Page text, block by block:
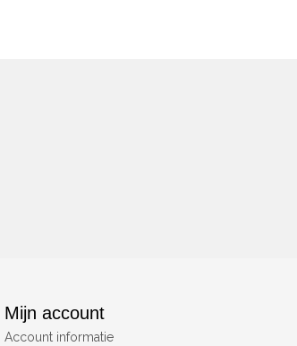
Mijn account
Account informatie